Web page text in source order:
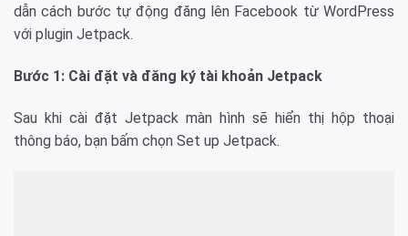
dẫn cách bước tự động đăng lên Facebook từ WordPress
với plugin Jetpack.
Bước 1: Cài đặt và đăng ký tài khoản Jetpack
Sau khi cài đặt Jetpack màn hình sẽ hiển thị hộp thoại
thông báo, bạn bấm chọn Set up Jetpack.